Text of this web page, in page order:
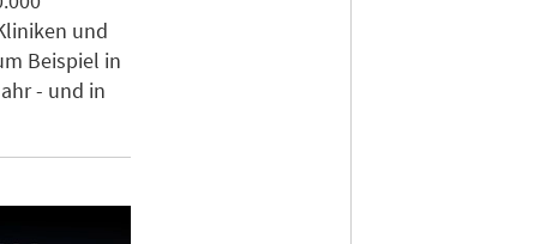
und
Beispiel in
- und in